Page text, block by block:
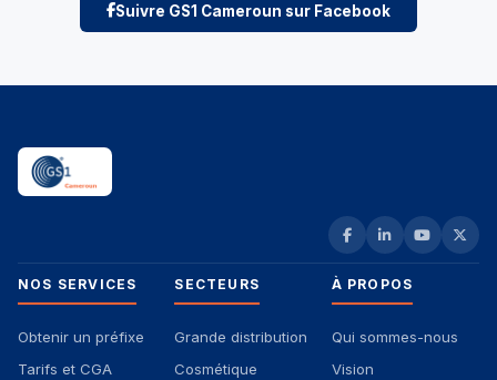
Suivre GS1 Cameroun sur Facebook
NOS SERVICES
Obtenir un préfixe
Tarifs et CGA
SECTEURS
Grande distribution
Cosmétique
À PROPOS
Qui sommes-nous
Vision